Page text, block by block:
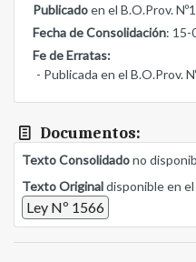
Publicadoen el B.O.Prov.
Fecha de Consolidación: 15-
Fe de Erratas:
- Publicada en el B.O.Prov.
Documentos:
Texto Consolidadono
Texto Originaldisponible en
Ley Nº 1566